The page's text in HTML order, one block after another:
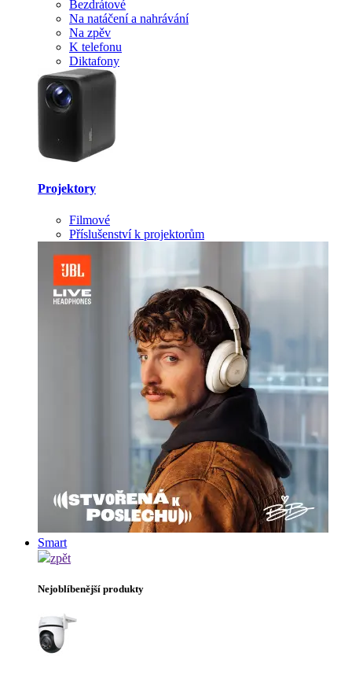
Bezdrátové
Na natáčení a nahrávání
Na zpěv
K telefonu
Diktafony
Projektory
Filmové
Příslušenství k projektorům
Smart
zpět
Nejoblíbenější produkty